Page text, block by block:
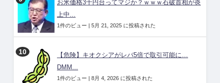
お米価格3千円台ってマジか？ｗｗｗ石破首相が炎
上中...
1件のビュー | 5月 21, 2025 に投稿された
【危険】キオクシアがレバ5倍で取引可能に…
DMM...
1件のビュー | 8月 4, 2026 に投稿された